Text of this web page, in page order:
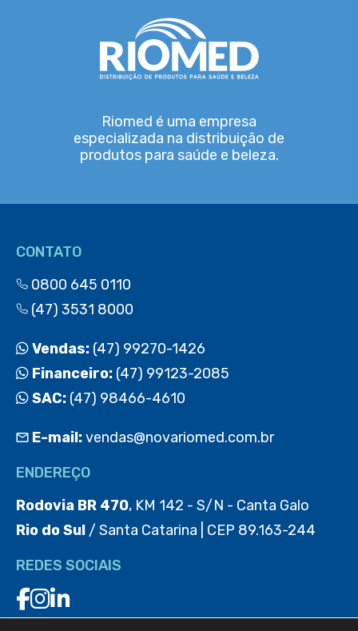
Riomed é uma empresa
especializada na distribuição de
produtos para saúde e beleza.
CONTATO
0800 645 0110
(47) 3531 8000
Vendas: (47) 99270-1426
Financeiro: (47) 99123-2085
SAC: (47) 98466-4610
E-mail:vendas@novariomed.com.br
ENDEREÇO
Rodovia BR 470, KM 142 - S/N - Canta Galo
Rio do Sul / Santa Catarina | CEP 89.163-244
REDES SOCIAIS